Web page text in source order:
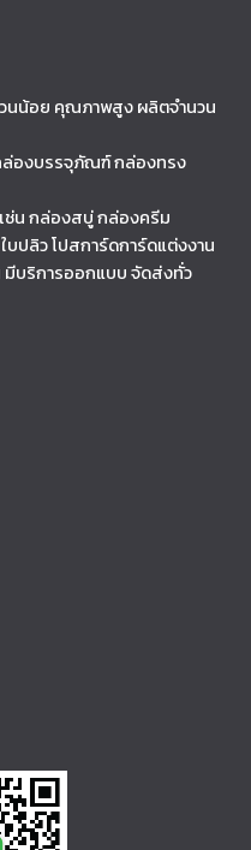
วนน้อย คุณภาพสูง ผลิตจำนวน
ล่องบรรจุภัณฑ์ กล่องทรง
ช่น กล่องสบู่ กล่องครีม
ปลิว โปสการ์ดการ์ดแต่งงาน
มีบริการออกแบบ จัดส่งทั่ว